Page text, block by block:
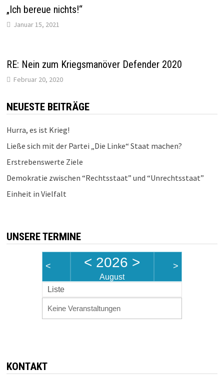
„Ich bereue nichts!“
Januar 15, 2021
RE: Nein zum Kriegsmanöver Defender 2020
Februar 20, 2020
NEUESTE BEITRÄGE
Hurra, es ist Krieg!
Ließe sich mit der Partei „Die Linke“ Staat machen?
Erstrebenswerte Ziele
Demokratie zwischen “Rechtsstaat” und “Unrechtsstaat”
Einheit in Vielfalt
UNSERE TERMINE
< < 2026 >
August
>
Liste
Keine Veranstaltungen
KONTAKT